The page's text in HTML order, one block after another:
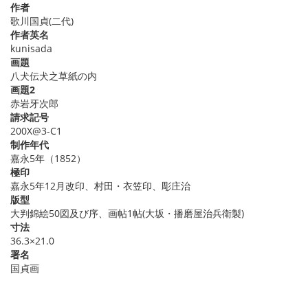
作者
歌川国貞(二代)
作者英名
kunisada
画題
八犬伝犬之草紙の内
画題2
赤岩牙次郎
請求記号
200X@3-C1
制作年代
嘉永5年（1852）
極印
嘉永5年12月改印、村田・衣笠印、彫庄治
版型
大判錦絵50図及び序、画帖1帖(大坂・播磨屋治兵衛製)
寸法
36.3×21.0
署名
国貞画